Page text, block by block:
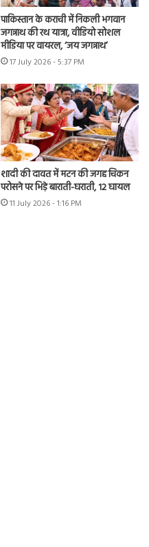
पाकिस्तान के कराची में निकली भगवान
जगन्नाथ की रथ यात्रा, वीडियो सोशल
मीडिया पर वायरल, ‘जय जगन्नाथ’
17 July 2026 - 5:37 PM
शादी की दावत में मटन की जगह चिकन
परोसने पर भिड़े बाराती-घराती, 12 घायल
11 July 2026 - 1:16 PM